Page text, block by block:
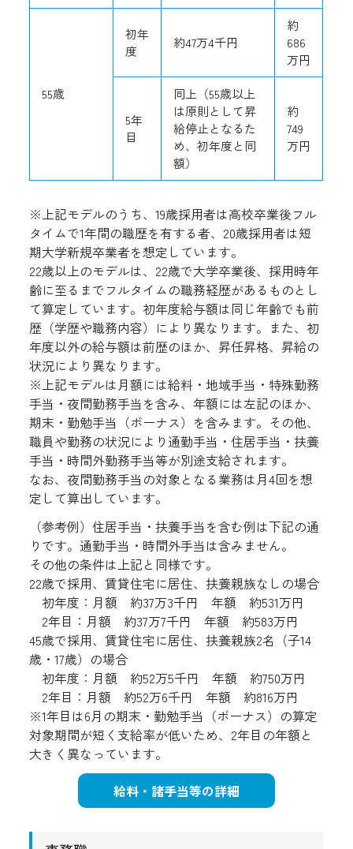
55歳
初年
度
約47万4千円
約
686
万円
5年
目
同上（55歳以上
は原則として昇
給停止となるた
め、初年度と同
額）
約
749
万円
※上記モデルのうち、19歳採用者は高校卒業後フル
タイムで1年間の職歴を有する者、20歳採用者は短
期大学新規卒業者を想定しています。
22歳以上のモデルは、22歳で大学卒業後、採用時年
齢に至るまでフルタイムの職務経歴があるものとし
て算定しています。初年度給与額は同じ年齢でも前
歴（学歴や職務内容）により異なります。また、初
年度以外の給与額は前歴のほか、昇任昇格、昇給の
状況により異なります。
※上記モデルは月額には給料・地域手当・特殊勤務
手当・夜間勤務手当を含み、年額には左記のほか、
期末・勤勉手当（ボーナス）を含みます。その他、
職員や勤務の状況により通勤手当・住居手当・扶養
手当・時間外勤務手当等が別途支給されます。
なお、夜間勤務手当の対象となる業務は月4回を想
定して算出しています。
（参考例）住居手当・扶養手当を含む例は下記の通
りです。通勤手当・時間外手当は含みません。
その他の条件は上記と同様です。
22歳で採用、賃貸住宅に居住、扶養親族なしの場合
初年度：月額 約37万3千円 年額 約531万円
2年目：月額 約37万7千円 年額 約583万円
45歳で採用、賃貸住宅に居住、扶養親族2名（子14
歳・17歳）の場合
初年度：月額 約52万5千円 年額 約750万円
2年目：月額 約52万6千円 年額 約816万円
※1年目は6月の期末・勤勉手当（ボーナス）の算定
対象期間が短く支給率が低いため、2年目の年額と
大きく異なっています。
給料・諸手当等の詳細